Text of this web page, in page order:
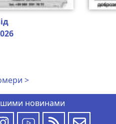
>
новинами